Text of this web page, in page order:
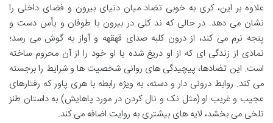
علاوه بر این، کری به خوبی تضاد میان دنیای بیرون و فضای داخلی را
نشان می دهد. در حالی که ند کلی در بیرون با طوفان و یأس دست و
پنجه نرم می کند، از درون کلبه صدای قهقهه و آواز به گوش می رسد؛
نمادی از زندگی ای که از او دریغ شده یا او خود را از آن محروم ساخته
است. این تضادها، پیچیدگی های روانی شخصیت ها و شرایط را برجسته
می کند. روابط درونی دار و دسته، به ویژه رابطه با هری پاور که رفتارهای
عجیب و غریب او (مثل نک و نال کردن در مورد پاهایش) به داستان طنز
تلخی می بخشد، لایه های بیشتری به روایت اضافه می کند.